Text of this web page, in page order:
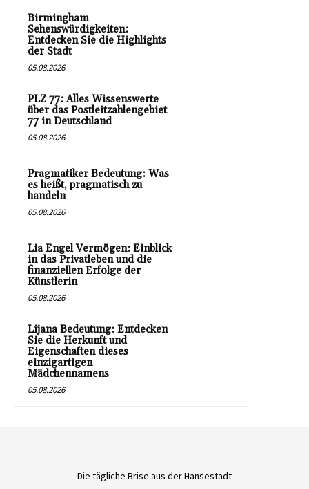
Birmingham
Sehenswürdigkeiten:
Entdecken Sie die Highlights
der Stadt
05.08.2026
PLZ 77: Alles Wissenswerte
über das Postleitzahlengebiet
77 in Deutschland
05.08.2026
Pragmatiker Bedeutung: Was
es heißt, pragmatisch zu
handeln
05.08.2026
Lia Engel Vermögen: Einblick
in das Privatleben und die
finanziellen Erfolge der
Künstlerin
05.08.2026
Lijana Bedeutung: Entdecken
Sie die Herkunft und
Eigenschaften dieses
einzigartigen
Mädchennamens
05.08.2026
Die tägliche Brise aus der Hansestadt